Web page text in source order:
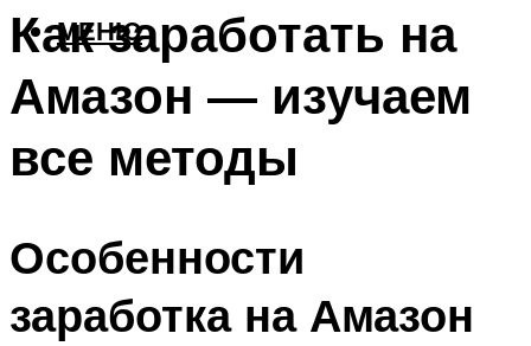
МЕНЮ
Как заработать на
Амазон — изучаем
все методы
Особенности
заработка на Амазон